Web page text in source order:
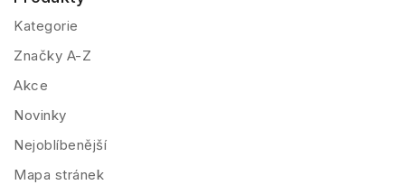
Kategorie
Značky A-Z
Akce
Novinky
Nejoblíbenější
Mapa stránek